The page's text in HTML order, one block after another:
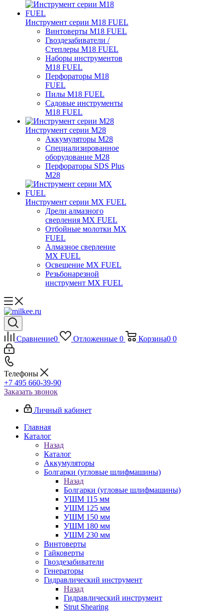
Инструмент серии M18 FUEL
Винтоверты M18 FUEL
Гвоздезабиватели /
Степлеры M18 FUEL
Наборы инструментов
M18 FUEL
Перфораторы M18
FUEL
Пилы M18 FUEL
Садовые инструменты
M18 FUEL
Инструмент серии M28
Аккумуляторы M28
Специализированное
оборудование M28
Перфораторы SDS Plus
M28
Инструмент серии MX FUEL
Дрели алмазного
сверления MX FUEL
Отбойные молотки MX
FUEL
Алмазное сверление
MX FUEL
Освещение MX FUEL
Резьбонарезной
инструмент MX FUEL
Сравнение0 Отложенные 0 Корзина0 0
Телефоны
+7 495 660-39-90
Заказать звонок
Личный кабинет
Главная
Каталог
Назад
Каталог
Аккумуляторы
Болгарки (угловые шлифмашины)
Назад
Болгарки (угловые шлифмашины)
УШМ 115 мм
УШМ 125 мм
УШМ 150 мм
УШМ 180 мм
УШМ 230 мм
Винтоверты
Гайковерты
Гвоздезабиватели
Генераторы
Гидравлический инструмент
Назад
Гидравлический инструмент
Strut Shearing